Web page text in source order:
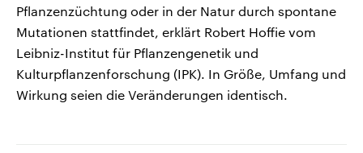
Pflanzenzüchtung oder in der Natur durch spontane
Mutationen stattfindet, erklärt Robert Hoffie vom
Leibniz-Institut für Pflanzengenetik und
Kulturpflanzenforschung (IPK). In Größe, Umfang und
Wirkung seien die Veränderungen identisch.